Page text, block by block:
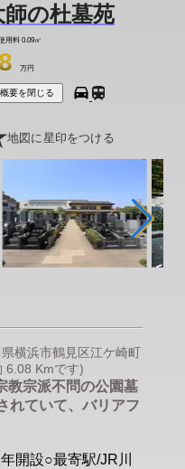
師の杜墓苑
用料 0.09㎡
万円
概要を閉じる
地図に星印をつける
横浜市鶴見区江ケ崎町
6.08 Kmです)
教宗派不問の公園墓
れていて、バリアフ
開設○最寄駅/JR川